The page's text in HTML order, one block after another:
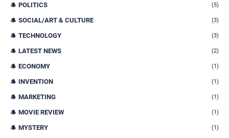
POLITICS (5)
SOCIAL/ART & CULTURE (3)
TECHNOLOGY (3)
LATEST NEWS (2)
ECONOMY (1)
INVENTION (1)
MARKETING (1)
MOVIE REVIEW (1)
MYSTERY (1)